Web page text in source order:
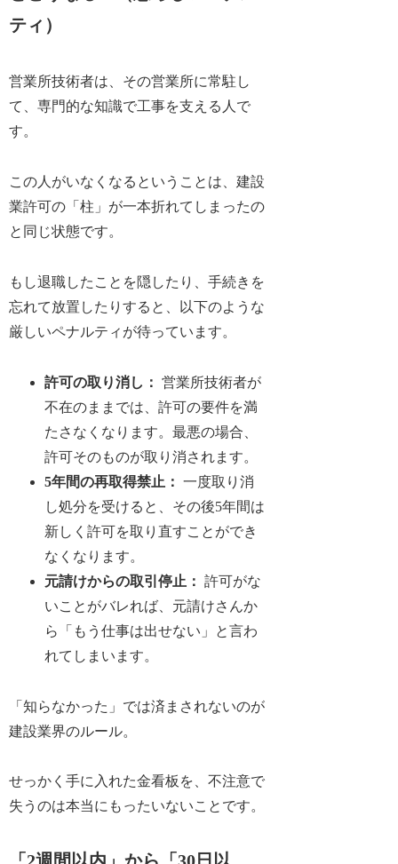
ティ）
営業所技術者は、その営業所に常駐し
て、専門的な知識で工事を支える人で
す。
この人がいなくなるということは、建設
業許可の「柱」が一本折れてしまったの
と同じ状態です。
もし退職したことを隠したり、手続きを
忘れて放置したりすると、以下のような
厳しいペナルティが待っています。
許可の取り消し ： 営業所技術者が
不在のままでは、許可の要件を満
たさなくなります。最悪の場合、
許可そのものが取り消されます。
5年間の再取得禁止 ： 一度取り消
し処分を受けると、その後5年間は
新しく許可を取り直すことができ
なくなります。
元請けからの取引停止 ： 許可がな
いことがバレれば、元請けさんか
ら「もう仕事は出せない」と言わ
れてしまいます。
「知らなかった」では済まされないのが
建設業界のルール。
せっかく手に入れた金看板を、不注意で
失うのは本当にもったいないことです。